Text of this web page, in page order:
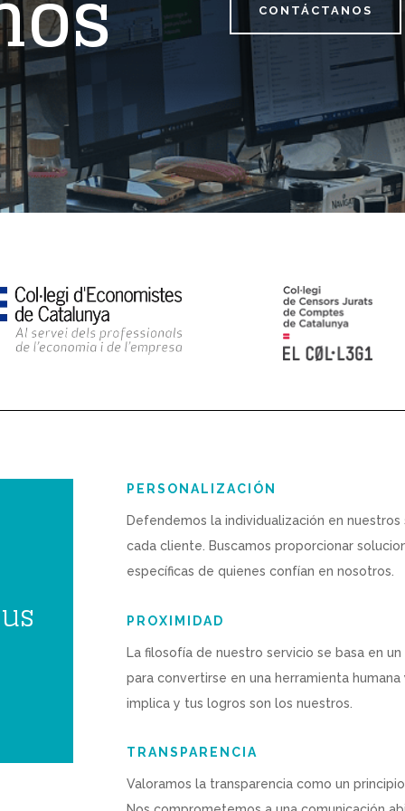
CONTÁCTANOS
PERSONALIZACIÓN
Defendemos la individualización en
cada cliente. Buscamos proporcionar
específicas de quienes confían en nosotros.
PROXIMIDAD
La filosofía de nuestro servicio se basa en
para convertirse en una herramienta
implica y tus logros son los nuestros.
TRANSPARENCIA
Valoramos la transparencia como un